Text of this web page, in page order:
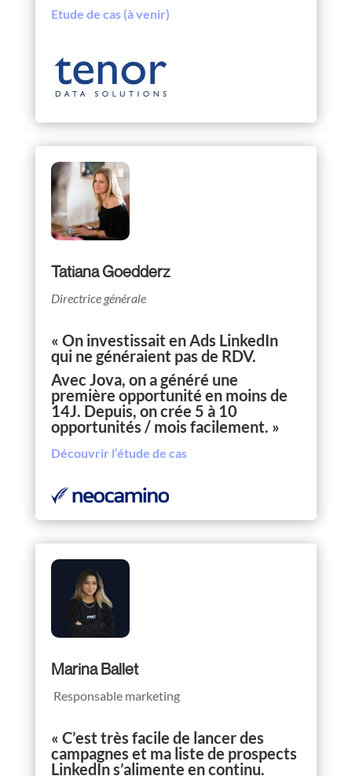
Etude de cas (à venir)
Tatiana Goedderz
Directrice générale
« On investissait en Ads LinkedIn
qui ne généraient pas de RDV.
Avec Jova, on a généré une
première opportunité en moins de
14J. Depuis, on crée 5 à 10
opportunités / mois facilement. »
Découvrir l’étude de cas
Marina Ballet
Responsable marketing
« C’est très facile de lancer des
campagnes et ma liste de prospects
LinkedIn s’alimente en continu.